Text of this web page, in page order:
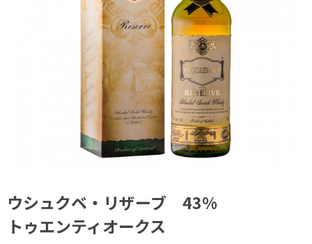
ウシュクベ・リザーブ 43%
トゥエンティオークス